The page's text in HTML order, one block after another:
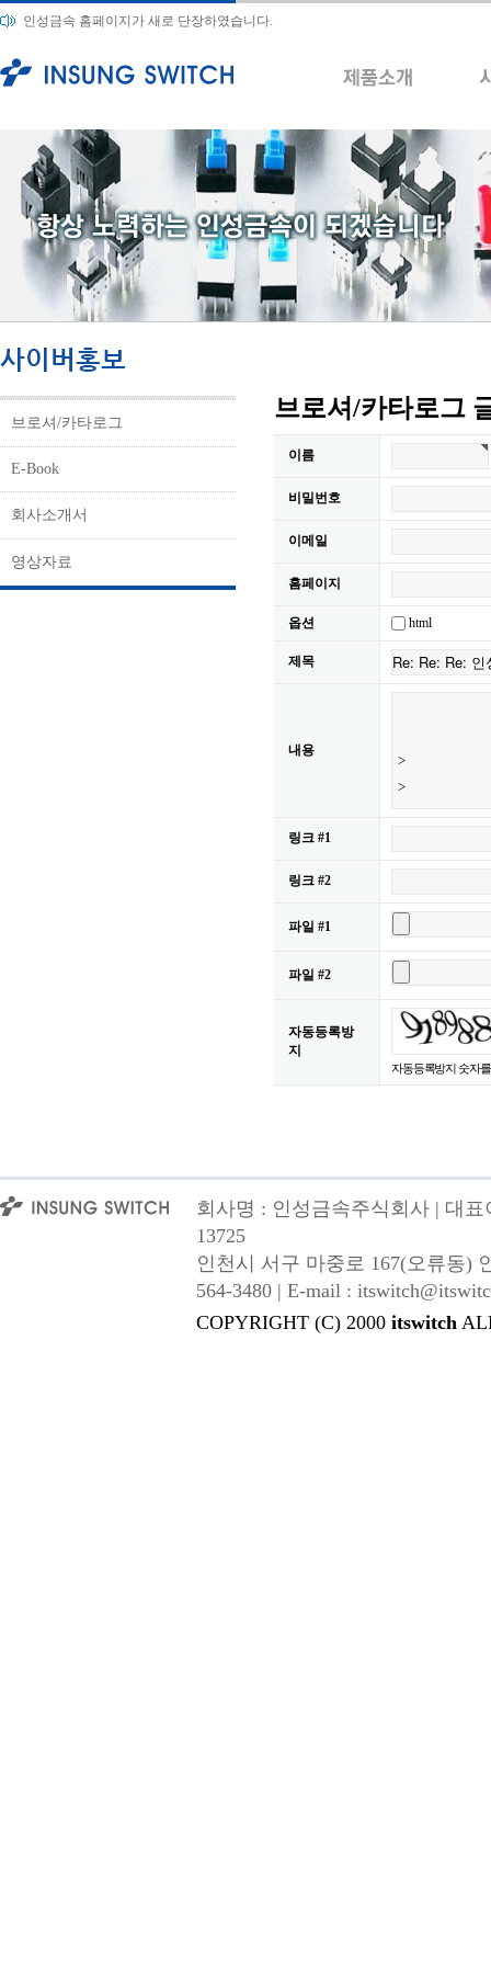
인성금속 홈페이지가 새로 단장하였습니다.
브로셔/카타로그
E-Book
회사소개서
영상자료
브로셔/카타로그
이름
비밀번호
이메일
홈페이지
옵션 html
제목
내용
링크 #1
링크 #2
파일 #1
파일 #2
자동등록방
지
자동등록방지 숫자
회사명 : 인성금속주식회사 | 대
13725
인천시 서구 마중로 167(오류동)
564-3480 | E-mail :
COPYRIGHT (C) 2000 itswitch